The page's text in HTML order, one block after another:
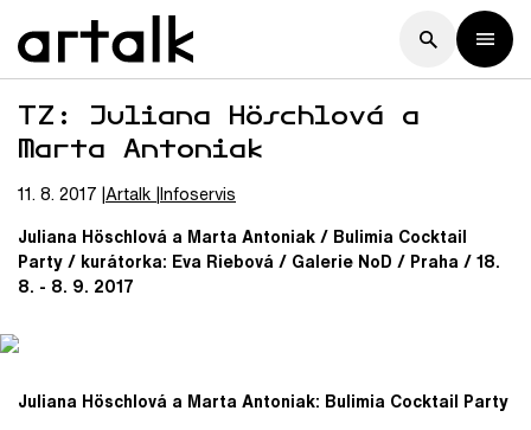
TZ: Juliana Höschlová a
Marta Antoniak
11. 8. 2017 Artalk Infoservis
Juliana Höschlová a Marta Antoniak / Bulimia Cocktail
Party / kurátorka: Eva Riebová / Galerie NoD / Praha / 18.
8. - 8. 9. 2017
Juliana Höschlová a Marta Antoniak: Bulimia Cocktail Party